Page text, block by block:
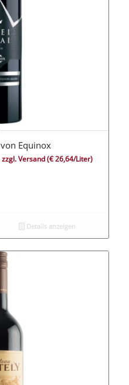
Equinox
Versand(€ 26,64/Liter)
Details anzeigen